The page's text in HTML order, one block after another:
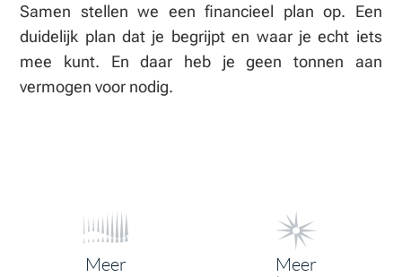
Samen stellen we een financieel plan op. Een
duidelijk plan dat je begrijpt en waar je echt iets
mee kunt. En daar heb je geen tonnen aan
vermogen voor nodig.
Meer
Meer